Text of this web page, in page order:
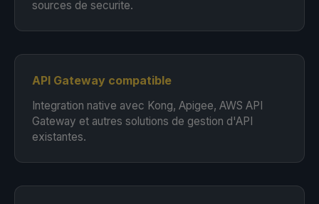
sources de securite.
API Gateway compatible
Integration native avec Kong, Apigee, AWS API
Gateway et autres solutions de gestion d'API
existantes.